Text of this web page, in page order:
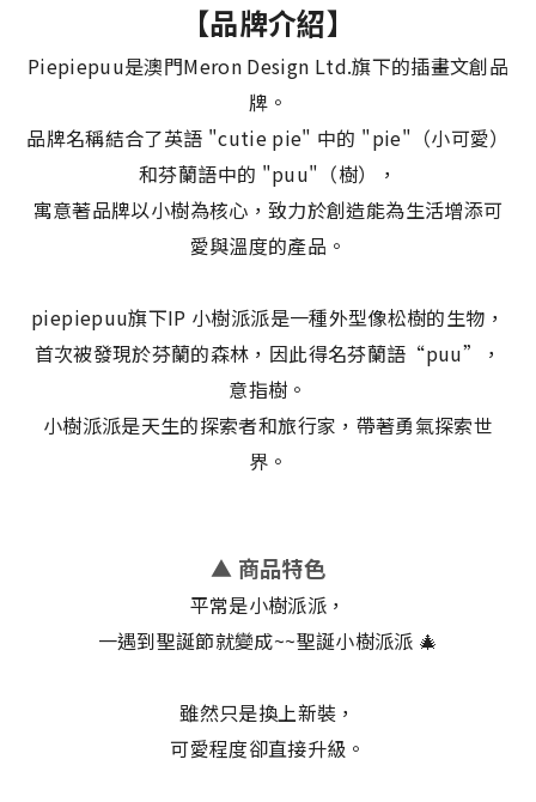
【品牌介紹】
Piepiepuu是澳門Meron Design Ltd.旗下的插畫文創品
牌。
品牌名稱結合了英語 "cutie pie" 中的 "pie"（小可愛）
和芬蘭語中的 "puu"（樹），
寓意著品牌以小樹為核心，致力於創造能為生活增添可
愛與溫度的產品。
piepiepuu旗下IP 小樹派派是一種外型像松樹的生物，
首次被發現於芬蘭的森林，因此得名芬蘭語“puu”，
意指樹。
小樹派派是天生的探索者和旅行家，帶著勇氣探索世
界。
▲ 商品特色
平常是小樹派派，
一遇到聖誕節就變成~~聖誕小樹派派 🎄
雖然只是換上新裝，
可愛程度卻直接升級。